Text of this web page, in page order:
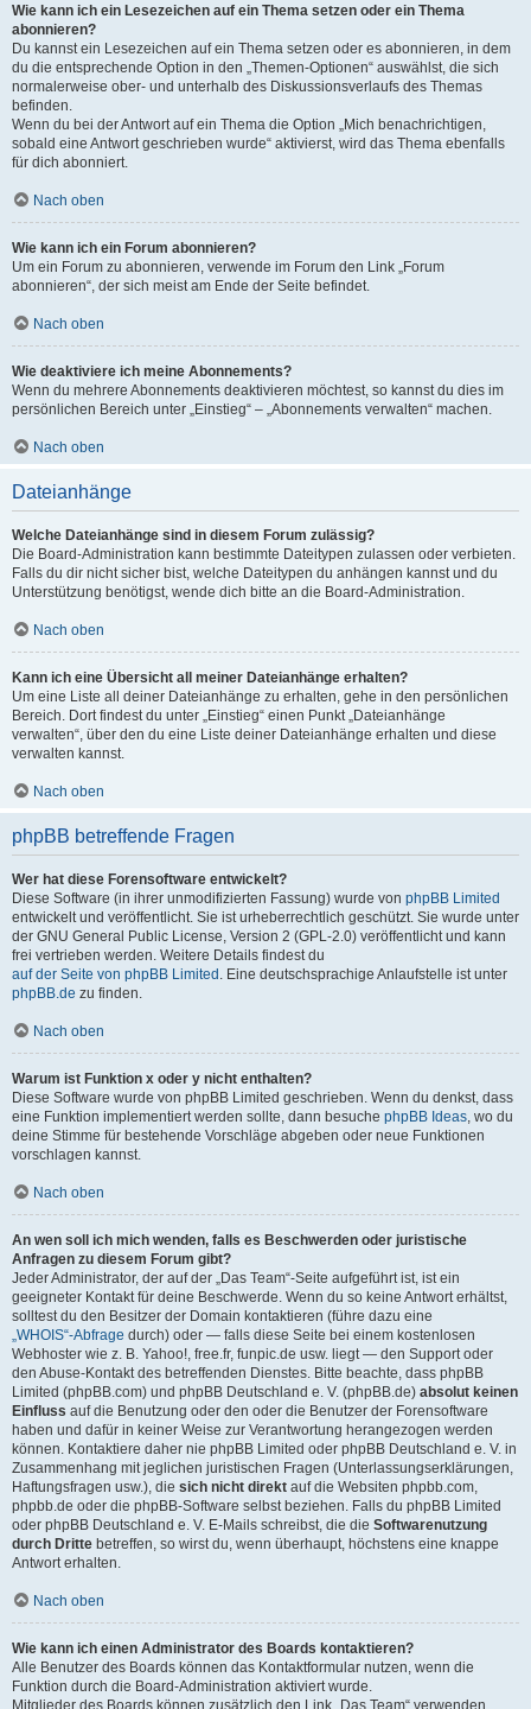
Wie kann ich ein Lesezeichen auf ein Thema setzen oder ein Thema
abonnieren?
Du kannst ein Lesezeichen auf ein Thema setzen oder es abonnieren, in dem
du die entsprechende Option in den „Themen-Optionen“ auswählst, die sich
normalerweise ober- und unterhalb des Diskussionsverlaufs des Themas
befinden.
Wenn du bei der Antwort auf ein Thema die Option „Mich benachrichtigen,
sobald eine Antwort geschrieben wurde“ aktivierst, wird das Thema ebenfalls
für dich abonniert.
Nach oben
Wie kann ich ein Forum abonnieren?
Um ein Forum zu abonnieren, verwende im Forum den Link „Forum
abonnieren“, der sich meist am Ende der Seite befindet.
Nach oben
Wie deaktiviere ich meine Abonnements?
Wenn du mehrere Abonnements deaktivieren möchtest, so kannst du dies im
persönlichen Bereich unter „Einstieg“ – „Abonnements verwalten“ machen.
Nach oben
Dateianhänge
Welche Dateianhänge sind in diesem Forum zulässig?
Die Board-Administration kann bestimmte Dateitypen zulassen oder verbieten.
Falls du dir nicht sicher bist, welche Dateitypen du anhängen kannst und du
Unterstützung benötigst, wende dich bitte an die Board-Administration.
Nach oben
Kann ich eine Übersicht all meiner Dateianhänge erhalten?
Um eine Liste all deiner Dateianhänge zu erhalten, gehe in den persönlichen
Bereich. Dort findest du unter „Einstieg“ einen Punkt „Dateianhänge
verwalten“, über den du eine Liste deiner Dateianhänge erhalten und diese
verwalten kannst.
Nach oben
phpBB betreffende Fragen
Wer hat diese Forensoftware entwickelt?
Diese Software (in ihrer unmodifizierten Fassung) wurde von phpBB Limited
entwickelt und veröffentlicht. Sie ist urheberrechtlich geschützt. Sie wurde unter
der GNU General Public License, Version 2 (GPL-2.0) veröffentlicht und kann
frei vertrieben werden. Weitere Details findest du
auf der Seite von phpBB Limited . Eine deutschsprachige Anlaufstelle ist unter
phpBB.de zu finden.
Nach oben
Warum ist Funktion x oder y nicht enthalten?
Diese Software wurde von phpBB Limited geschrieben. Wenn du denkst, dass
eine Funktion implementiert werden sollte, dann besuche phpBB Ideas, wo du
deine Stimme für bestehende Vorschläge abgeben oder neue Funktionen
vorschlagen kannst.
Nach oben
An wen soll ich mich wenden, falls es Beschwerden oder juristische
Anfragen zu diesem Forum gibt?
Jeder Administrator, der auf der „Das Team“-Seite aufgeführt ist, ist ein
geeigneter Kontakt für deine Beschwerde. Wenn du so keine Antwort erhältst,
solltest du den Besitzer der Domain kontaktieren (führe dazu eine
„WHOIS“-Abfrage durch) oder — falls diese Seite bei einem kostenlosen
Webhoster wie z. B. Yahoo!, free.fr, funpic.de usw. liegt — den Support oder
den Abuse-Kontakt des betreffenden Dienstes. Bitte beachte, dass phpBB
Limited (phpBB.com) und phpBB Deutschland e. V. (phpBB.de) absolut keinen
Einfluss auf die Benutzung oder den oder die Benutzer der Forensoftware
haben und dafür in keiner Weise zur Verantwortung herangezogen werden
können. Kontaktiere daher nie phpBB Limited oder phpBB Deutschland e. V. in
Zusammenhang mit jeglichen juristischen Fragen (Unterlassungserklärungen,
Haftungsfragen usw.), die sich nicht direkt auf die Websiten phpbb.com,
phpbb.de oder die phpBB-Software selbst beziehen. Falls du phpBB Limited
oder phpBB Deutschland e. V. E-Mails schreibst, die die Softwarenutzung
durch Dritte betreffen, so wirst du, wenn überhaupt, höchstens eine knappe
Antwort erhalten.
Nach oben
Wie kann ich einen Administrator des Boards kontaktieren?
Alle Benutzer des Boards können das Kontaktformular nutzen, wenn die
Funktion durch die Board-Administration aktiviert wurde.
Mitglieder des Boards können zusätzlich den Link „Das Team“ verwenden.